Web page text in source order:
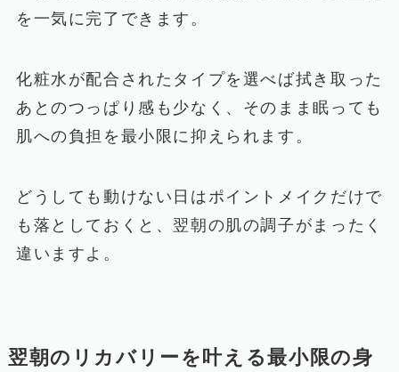
を一気に完了できます。
化粧水が配合されたタイプを選べば拭き取った
あとのつっぱり感も少なく、そのまま眠っても
肌への負担を最小限に抑えられます。
どうしても動けない日はポイントメイクだけで
も落としておくと、翌朝の肌の調子がまったく
違いますよ。
翌朝のリカバリーを叶える最小限の身